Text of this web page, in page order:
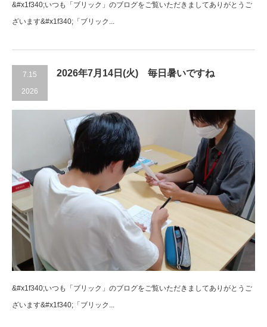
&#x1f340;いつも「ブリック」のブログをご覧いただきましてありがとうご
ざいます&#x1f340;「ブリック...
7.15
2026
2026年7月14日(火) 毎日暑いですね
&#x1f340;いつも「ブリック」のブログをご覧いただきましてありがとうご
ざいます&#x1f340;「ブリック...